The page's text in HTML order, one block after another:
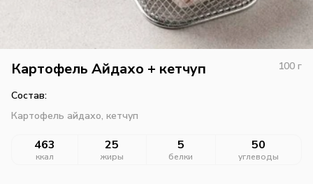
Картофель Айдахо + кетчуп 100 г
Состав:
Картофель айдахо, кетчуп
463
ккал
25
жиры
5
белки
50
углеводы